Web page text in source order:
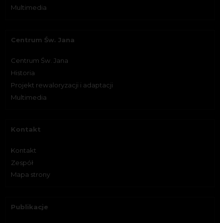
Multimedia
Centrum Św. Jana
Centrum Św. Jana
Historia
Projekt rewaloryzacji i adaptacji
Multimedia
Kontakt
Kontakt
Zespół
Mapa strony
Publikacje